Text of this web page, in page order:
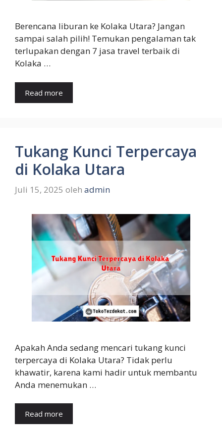
Berencana liburan ke Kolaka Utara? Jangan
sampai salah pilih! Temukan pengalaman tak
terlupakan dengan 7 jasa travel terbaik di
Kolaka …
Read more
Tukang Kunci Terpercaya
di Kolaka Utara
Juli 15, 2025 oleh admin
Apakah Anda sedang mencari tukang kunci
terpercaya di Kolaka Utara? Tidak perlu
khawatir, karena kami hadir untuk membantu
Anda menemukan …
Read more